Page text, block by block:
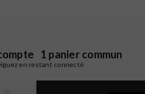
1 panier commun
en restant connecté